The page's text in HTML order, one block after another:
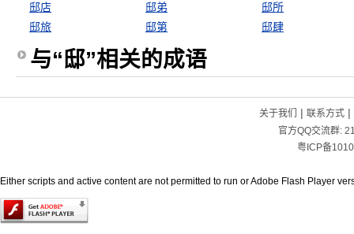
邸店
邸弟
邸所
邸旅
邸第 邸肆
与“邸”相关的成语
关于我们 | 联系方式|
官方QQ交流群:
粤ICP备
Either scripts and active content are not permitted to run or Adobe Flash Player